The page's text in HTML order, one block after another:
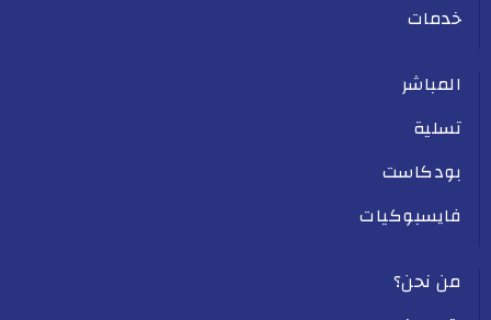
خدمات
المباشر
تسلية
بودكاست
فايسبوكيات
من نحن؟